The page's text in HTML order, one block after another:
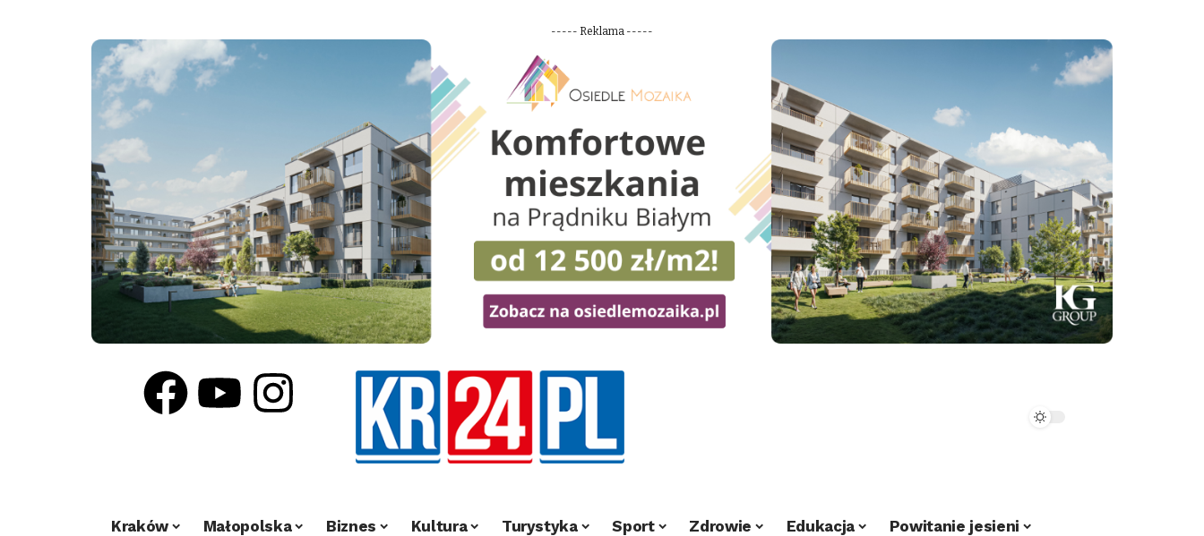
----- Reklama -----
Kraków Małopolska Biznes Kultura Turystyka Sport Zdrowie Edukacja Powitanie jesieni